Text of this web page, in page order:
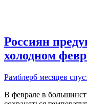
Россиян
холодном
Рамблер6 месяцев
В феврале в